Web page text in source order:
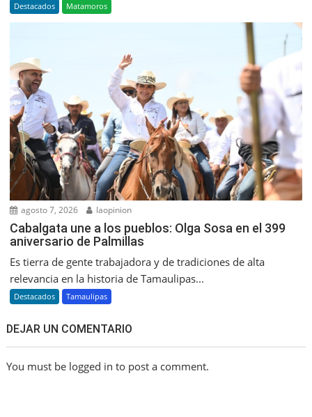
Destacados Matamoros
agosto 7, 2026 laopinion
Cabalgata une a los pueblos: Olga Sosa en el 399
aniversario de Palmillas
Es tierra de gente trabajadora y de tradiciones de alta
relevancia en la historia de Tamaulipas...
Destacados Tamaulipas
DEJAR UN COMENTARIO
You must be logged in to post a comment.